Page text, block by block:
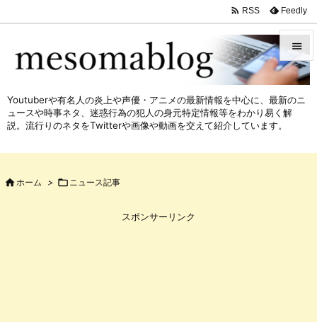



 RSS Feedly
Youtuberや有名人の炎上や声優・アニメの最新情報を中心に、最新のニ
ュースや時事ネタ、迷惑行為の犯人の身元特定情報等をわかり易く解
説。流行りのネタをTwitterや画像や動画を交えて紹介しています。
 ホーム >  ニュース記事
スポンサーリンク